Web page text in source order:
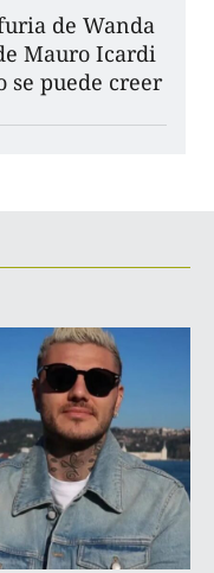
de Wanda
Mauro Icardi
se puede creer